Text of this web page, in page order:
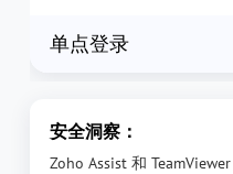
单点登录
安全洞察：
Zoho Assist 和